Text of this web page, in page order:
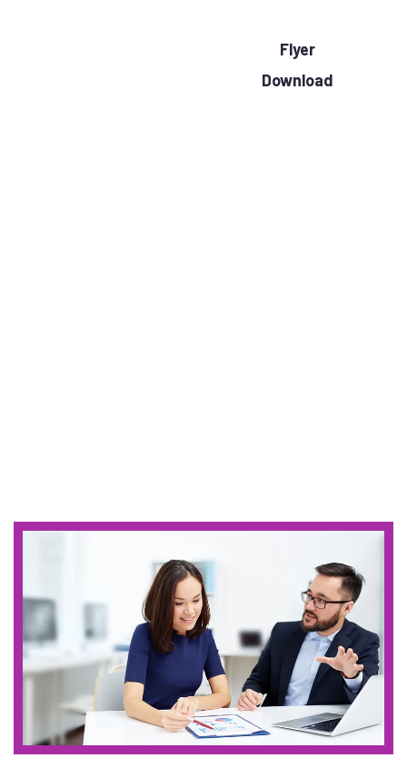
Flyer
Download